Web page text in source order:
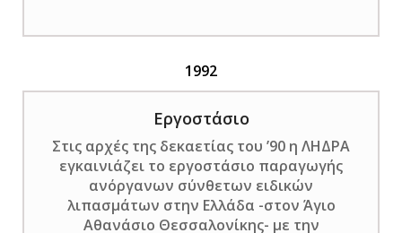
1992
Eργοστάσιο
Στις αρχές της δεκαετίας του ’90 η ΛΗΔΡΑ
εγκαινιάζει το εργοστάσιο παραγωγής
ανόργανων σύνθετων ειδικών
λιπασμάτων στην Ελλάδα -στον Άγιο
Αθανάσιο Θεσσαλονίκης- με την